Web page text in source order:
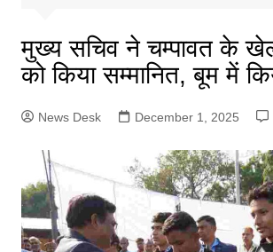
मुख्य सचिव ने चम्पावत के
को किया सम्मानित, बूम में
News Desk December 1, 2025